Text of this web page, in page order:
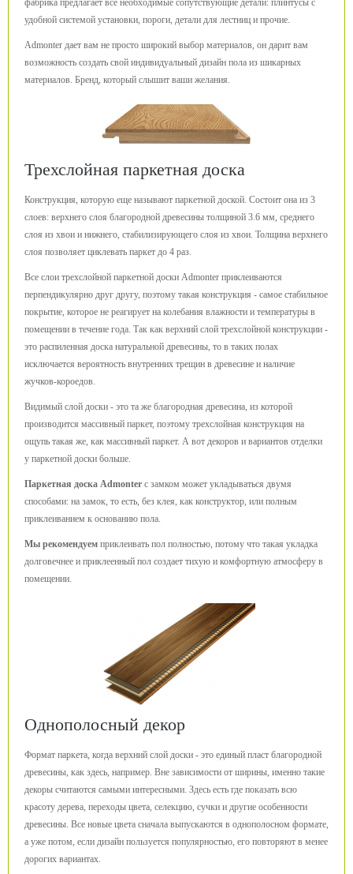
фабрика предлагает все необходимые сопутствующие детали: плинтусы с
удобной системой установки, пороги, детали для лестниц и прочие.
Admonter дает вам не просто широкий выбор материалов, он дарит вам
возможность создать свой индивидуальный дизайн пола из шикарных
материалов. Бренд, который слышит ваши желания.
Трехслойная паркетная доска
Конструкция, которую еще называют паркетной доской. Состоит она из 3
слоев: верхнего слоя благородной древесины толщиной 3.6 мм, среднего
слоя из хвои и нижнего, стабилизирующего слоя из хвои. Толщина верхнего
слоя позволяет циклевать паркет до 4 раз.
Все слои трехслойной паркетной доски Admonter приклеиваются
перпендикулярно друг другу, поэтому такая конструкция - самое стабильное
покрытие, которое не реагирует на колебания влажности и температуры в
помещении в течение года. Так как верхний слой трехслойной конструкции -
это распиленная доска натуральной древесины, то в таких полах
исключается вероятность внутренних трещин в древесине и наличие
жучков-короедов.
Видимый слой доски - это та же благородная древесина, из которой
производится массивный паркет, поэтому трехслойная конструкция на
ощупь такая же, как массивный паркет. А вот декоров и вариантов отделки
у паркетной доски больше.
Паркетная доска Admonter с замком может укладываться двумя
способами: на замок, то есть, без клея, как конструктор, или полным
приклеиванием к основанию пола.
Мы рекомендуем приклеивать пол полностью, потому что такая укладка
долговечнее и приклеенный пол создает тихую и комфортную атмосферу в
помещении.
Однополосный декор
Формат паркета, когда верхний слой доски - это единый пласт благородной
древесины, как здесь, например. Вне зависимости от ширины, именно такие
декоры считаются самыми интересными. Здесь есть где показать всю
красоту дерева, переходы цвета, селекцию, сучки и другие особенности
древесины. Все новые цвета сначала выпускаются в однополосном формате,
а уже потом, если дизайн пользуется популярностью, его повторяют в менее
дорогих вариантах.